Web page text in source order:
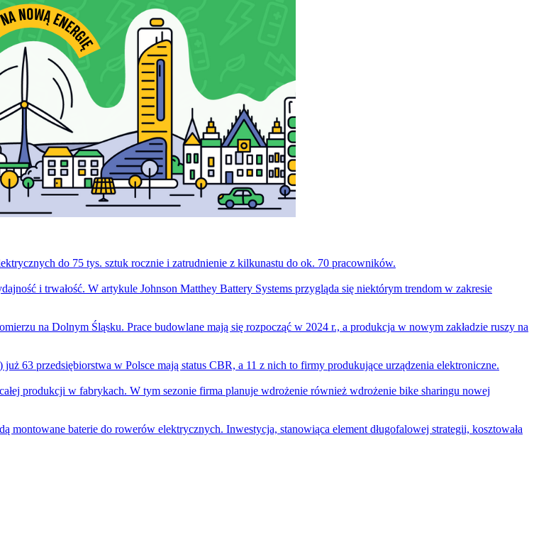
do 75 tys. sztuk rocznie i zatrudnienie z kilkunastu do ok. 70 pracowników.
i trwałość. W artykule Johnson Matthey Battery Systems przygląda się niektórym trendom w zakresie
na Dolnym Śląsku. Prace budowlane mają się rozpocząć w 2024 r., a produkcja w nowym zakładzie ruszy na
63 przedsiębiorstwa w Polsce mają status CBR, a 11 z nich to firmy produkujące urządzenia elektroniczne.
produkcji w fabrykach. W tym sezonie firma planuje wdrożenie również wdrożenie bike sharingu nowej
baterie do rowerów elektrycznych. Inwestycja, stanowiąca element długofalowej strategii, kosztowała